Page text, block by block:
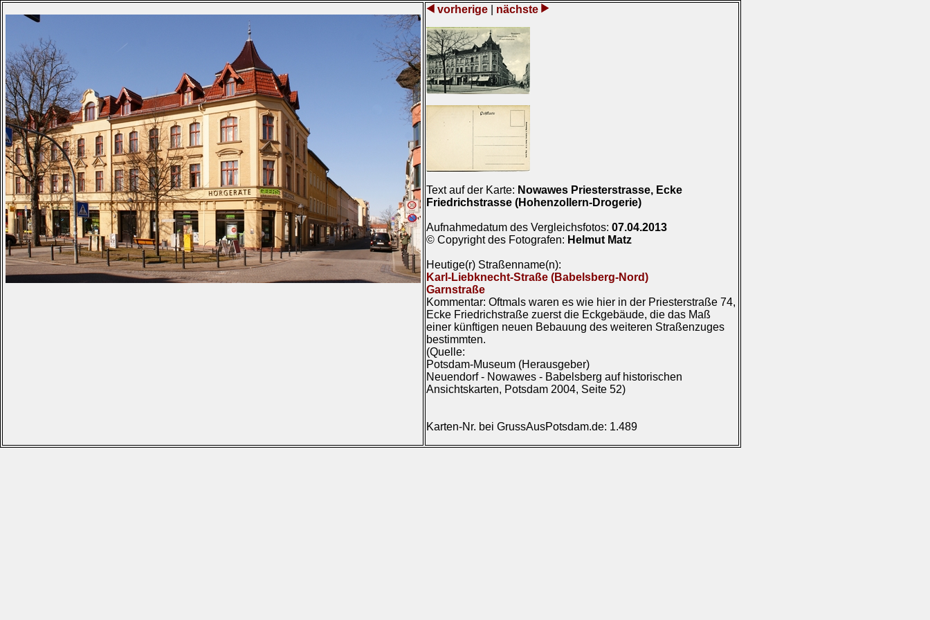
vorherige nächste
Text auf der Karte: Nowawes Priesterstrasse, Ecke
Friedrichstrasse (Hohenzollern-Drogerie)
Aufnahmedatum des Vergleichsfotos: 07.04.2013
© Copyright des Fotografen: Helmut Matz
Heutige(r) Straßenname(n):
Karl-Liebknecht-Straße (Babelsberg-Nord)
Garnstraße
Kommentar: Oftmals waren es wie hier in der Priesterstraße 74,
Ecke Friedrichstraße zuerst die Eckgebäude, die das Maß
einer künftigen neuen Bebauung des weiteren Straßenzuges
bestimmten.
(Quelle:
Potsdam-Museum (Herausgeber)
Neuendorf - Nowawes - Babelsberg auf historischen
Ansichtskarten, Potsdam 2004, Seite 52)
Karten-Nr. bei GrussAusPotsdam.de: 1.489